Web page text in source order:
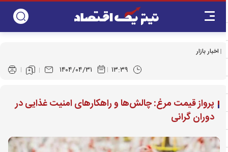
اخبار بازار
۱۴۰۴/۰۴/۳۱ ۱۳:۳۹
پرواز قیمت مرغ: چالش‌ها و راهکارهای امنیت غذایی در
دوران گرانی